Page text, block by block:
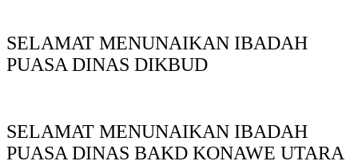
SELAMAT MENUNAIKAN IBADAH
PUASA DINAS DIKBUD
SELAMAT MENUNAIKAN IBADAH
PUASA DINAS BAKD KONAWE UTARA